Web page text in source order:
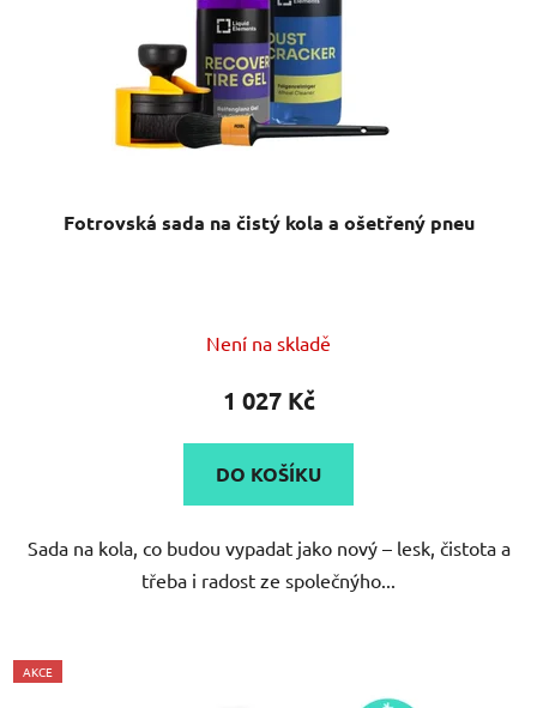
Fotrovská sada na čistý kola a ošetřený pneu
Není na skladě
1 027 Kč
DO KOŠÍKU
Sada na kola, co budou vypadat jako nový – lesk, čistota a
třeba i radost ze společnýho...
AKCE